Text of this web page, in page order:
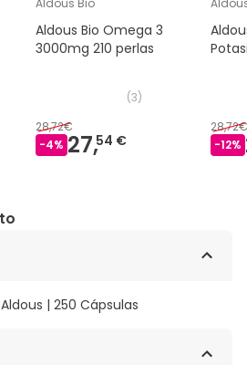
Aldous Bio Omega 3
3000mg 210 perlas
(3)
28,72€
-4% 27,54 €
28,72€
-12%
| 250 Cápsulas